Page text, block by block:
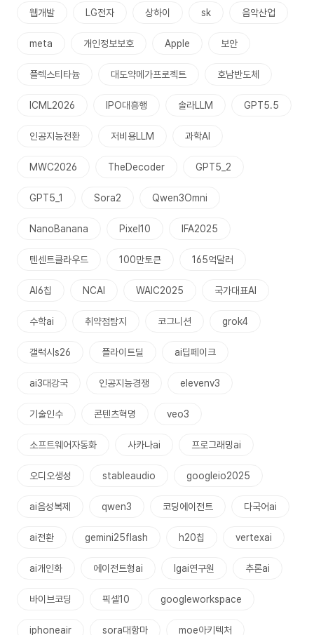
웹개발 LG전자 상하이 sk 음악산업
meta 개인정보보호 Apple 보안
플렉스티타늄 대도약메가프로젝트 호남반도체
ICML2026 IPO대흥행 솔라LLM GPT5.5
인공지능전환 저비용LLM 과학AI
MWC2026 TheDecoder GPT5_2
GPT5_1 Sora2 Qwen3Omni
NanoBanana Pixel10 IFA2025
텐센트클라우드 100만토큰 165억달러
AI6칩 NCAI WAIC2025 국가대표AI
수학ai 취약점탐지 코그니션 grok4
갤럭시s26 플라이트딜 ai딥페이크
ai3대강국 인공지능경쟁 elevenv3
기술인수 콘텐츠혁명 veo3
소프트웨어자동화 사카나ai 프로그래밍ai
오디오생성 stableaudio googleio2025
ai음성복제 qwen3 코딩에이전트 다국어ai
ai전환 gemini25flash h20칩 vertexai
ai개인화 에이전트형ai lgai연구원 추론ai
바이브코딩 픽셀10 googleworkspace
iphoneair sora대항마 moe아키텍처